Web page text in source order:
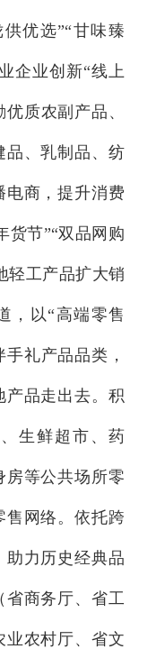
优选”“甘味臻
企业创新“线上
质农副产品、
品、乳制品、纺
电商，提升消费
货节”“双品网购
轻工产品扩大销
，以“高端零售
礼产品品类，
产品走出去。积
生鲜超市、药
房等公共场所零
售网络。依托跨
助力历史经典品
商务厅、省工
业农村厅、省文